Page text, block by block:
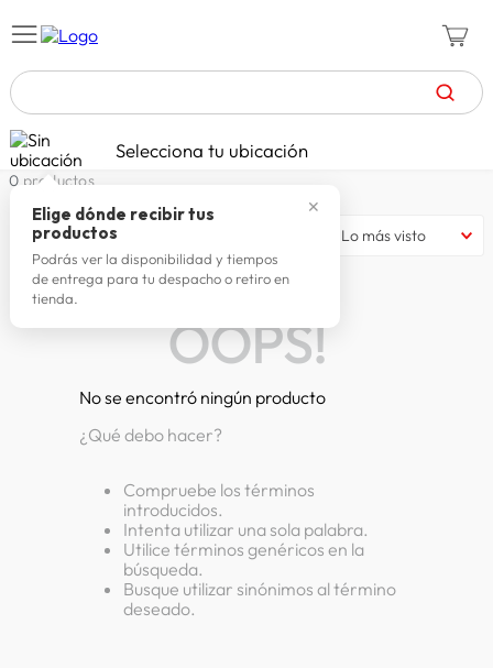
TÉRMINOS MÁS BUSCADOS
1. zapatillas mujer
2. celulares
3. zapatillas hombre
4. moda
5. zapatillas
laptop
terrex
spiderman
lavadora
Selecciona tu ubicación
✕
Elige dónde recibir tus
productos
Podrás ver la disponibilidad y tiempos
de entrega para tu despacho o retiro en
tienda.
0 productos
Lo más visto
OOPS!
No se encontró ningún producto
¿Qué debo hacer?
Compruebe los términos
introducidos.
Intenta utilizar una sola palabra.
Utilice términos genéricos en la
búsqueda.
Busque utilizar sinónimos al término
deseado.